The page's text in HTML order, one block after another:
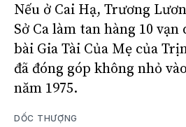
Nếu ở Cai Hạ, Trương
Sở Ca làm tan hàng 10
bài Gia Tài Của Mẹ của
đã đóng góp không nhỏ
năm 1975.
DỐC THƯỢNG